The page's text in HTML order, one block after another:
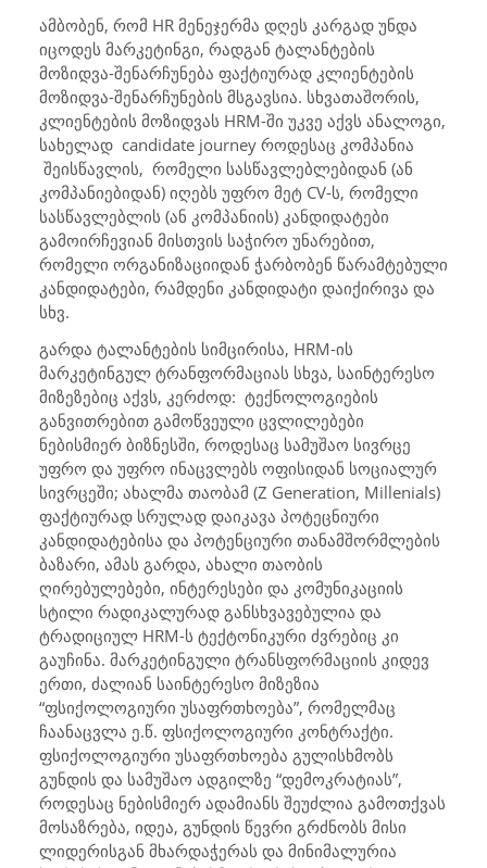
ამბობენ, რომ HR მენეჯერმა დღეს კარგად უნდა
იცოდეს მარკეტინგი, რადგან ტალანტების
მოზიდვა-შენარჩუნება ფაქტიურად კლიენტების
მოზიდვა-შენარჩუნების მსგავსია. სხვათაშორის,
კლიენტების მოზიდვას HRM-ში უკვე აქვს ანალოგი,
სახელად candidate journey როდესაც კომპანია
შეისწავლის, რომელი სასწავლებლებიდან (ან
კომპანიებიდან) იღებს უფრო მეტ CV-ს, რომელი
სასწავლებლის (ან კომპანიის) კანდიდატები
გამოირჩევიან მისთვის საჭირო უნარებით,
რომელი ორგანიზაციიდან ჭარბობენ წარამტებული
კანდიდატები, რამდენი კანდიდატი დაიქირივა და
სხვ.
გარდა ტალანტების სიმცირისა, HRM-ის
მარკეტინგულ ტრანფორმაციას სხვა, საინტერესო
მიზეზებიც აქვს, კერძოდ: ტექნოლოგიების
განვითრებით გამოწვეული ცვლილებები
ნებისმიერ ბიზნესში, როდესაც სამუშაო სივრცე
უფრო და უფრო ინაცვლებს ოფისიდან სოციალურ
სივრცეში; ახალმა თაობამ (Z Generation, Millenials)
ფაქტიურად სრულად დაიკავა პოტეცნიური
კანდიდატებისა და პოტენციური თანამშორმლების
ბაზარი, ამას გარდა, ახალი თაობის
ღირებულებები, ინტერესები და კომუნიკაციის
სტილი რადიკალურად განსხვავებულია და
ტრადიციულ HRM-ს ტექტონიკური ძვრებიც კი
გაუჩინა. მარკეტინგული ტრანსფორმაციის კიდევ
ერთი, ძალიან საინტერესო მიზეზია
“ფსიქოლოგიური უსაფრთხოება”, რომელმაც
ჩაანაცვლა ე.წ. ფსიქოლოგიური კონტრაქტი.
ფსიქოლოგიური უსაფრთხოება გულისხმობს
გუნდის და სამუშაო ადგილზე “დემოკრატიას”,
როდესაც ნებისმიერ ადამიანს შეუძლია გამოთქვას
მოსაზრება, იდეა, გუნდის წევრი გრძნობს მისი
ლიდერისგან მხარდაჭერას და მინიმალურია